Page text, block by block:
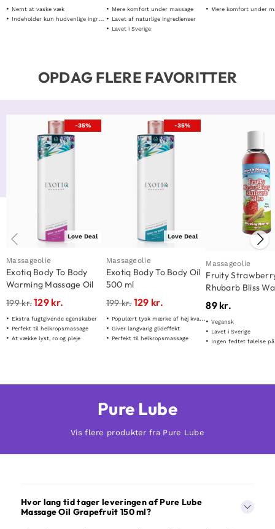
Nemt at vaske væk
Indeholder kun hudvenlige ingredienser
Mere komfort under massage
Lavet af naturlige ingredienser
Lavet i Sverige
Mere komfort under
OPDAG FLERE FAVORITTER
-35%
Love Deal
Massageolie
Exotiq Body To Body
Warming Massage Oil
500 ml
199kr.129 kr.
Ekstra fugtgivende egenskaber
Perfekt til helkropsmassage
At vække lyst, ro og pleje
-35%
Love Deal
Massageolie
Exotiq Body To Body Oil
500 ml
199kr.129 kr.
Populært tysk mærke af høj kvalitet
Giver langvarig glideffekt
Perfekt til helkropsmassage
Massageolie
Fruity
Rhubarb Bliss
Massage 150ml
89 kr.
Vegansk
Lavet i Sverige
Ingen fedtet følelse
Pure Lube
Vis flere produkter fra Pure Lube
Hvor lang tid tager leveringen af Pure Lube
Massage Oil Grapefruit 150 ml?